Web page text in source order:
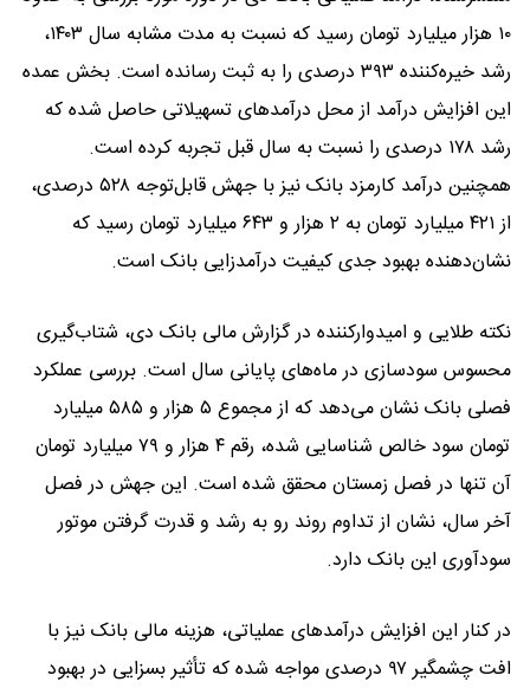
۱۰ هزار میلیارد تومان رسید که نسبت به مدت مشابه سال ۱۴۰۳،
رشد خیره‌کننده ۳۹۳ درصدی را به ثبت رسانده است. بخش عمده
این افزایش درآمد از محل درآمدهای تسهیلاتی حاصل شده که
رشد ۱۷۸ درصدی را نسبت به سال قبل تجربه کرده است.
همچنین درآمد کارمزد بانک نیز با جهش قابل‌توجه ۵۲۸ درصدی،
از ۴۲۱ میلیارد تومان به ۲ هزار و ۶۴۳ میلیارد تومان رسید که
نشان‌دهنده بهبود جدی کیفیت درآمدزایی بانک است.
نکته طلایی و امیدوارکننده در گزارش مالی بانک دی، شتاب‌گیری
محسوس سودسازی در ماه‌های پایانی سال است. بررسی عملکرد
فصلی بانک نشان می‌دهد که از مجموع ۵ هزار و ۵۸۵ میلیارد
تومان سود خالص شناسایی شده، رقم ۴ هزار و ۷۹ میلیارد تومان
آن تنها در فصل زمستان محقق شده است. این جهش در فصل
آخر سال، نشان از تداوم روند رو به رشد و قدرت گرفتن موتور
سودآوری این بانک دارد.
در کنار این افزایش درآمدهای عملیاتی، هزینه مالی بانک نیز با
افت چشمگیر ۹۷ درصدی مواجه شده که تأثیر بسزایی در بهبود